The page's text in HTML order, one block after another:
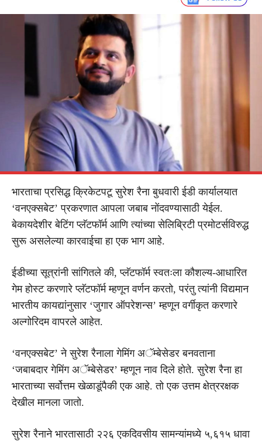
भारताचा प्रसिद्ध क्रिकेटपटू सुरेश रैना बुधवारी ईडी कार्यालयात
‘वनएक्सबेट’ प्रकरणात आपला जबाब नोंदवण्यासाठी येईल.
बेकायदेशीर बेटिंग प्लॅटफॉर्म आणि त्यांच्या सेलिब्रिटी प्रमोटर्सविरुद्ध
सुरू असलेल्या कारवाईचा हा एक भाग आहे.
ईडीच्या सूत्रांनी सांगितले की, प्लॅटफॉर्म स्वतःला कौशल्य-आधारित
गेम होस्ट करणारे प्लॅटफॉर्म म्हणून वर्णन करतो, परंतु त्यांनी विद्यमान
भारतीय कायद्यांनुसार ‘जुगार ऑपरेशन्स’ म्हणून वर्गीकृत करणारे
अल्गोरिदम वापरले आहेत.
‘वनएक्सबेट’ ने सुरेश रैनाला गेमिंग अॅम्बेसेडर बनवताना
‘जबाबदार गेमिंग अॅम्बेसेडर’ म्हणून नाव दिले होते. सुरेश रैना हा
भारताच्या सर्वोत्तम खेळाडूंपैकी एक आहे. तो एक उत्तम क्षेत्ररक्षक
देखील मानला जातो.
सुरेश रैनाने भारतासाठी २२६ एकदिवसीय सामन्यांमध्ये ५,६१५ धावा